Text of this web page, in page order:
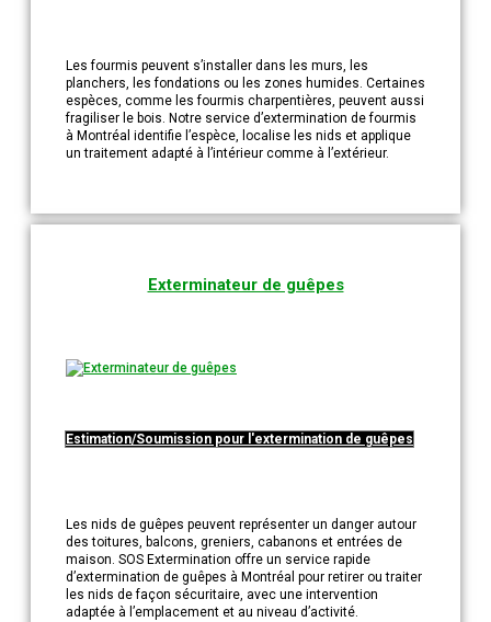
Les fourmis peuvent s’installer dans les murs, les
planchers, les fondations ou les zones humides. Certaines
espèces, comme les fourmis charpentières, peuvent aussi
fragiliser le bois. Notre service d’extermination de fourmis
à Montréal identifie l’espèce, localise les nids et applique
un traitement adapté à l’intérieur comme à l’extérieur.
Exterminateur de guêpes
Estimation/Soumission pour l'extermination de guêpes
Les nids de guêpes peuvent représenter un danger autour
des toitures, balcons, greniers, cabanons et entrées de
maison. SOS Extermination offre un service rapide
d’extermination de guêpes à Montréal pour retirer ou traiter
les nids de façon sécuritaire, avec une intervention
adaptée à l’emplacement et au niveau d’activité.